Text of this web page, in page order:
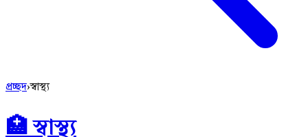
প্রচ্ছদ›স্বাস্থ্য
🏥 স্বাস্থ্য